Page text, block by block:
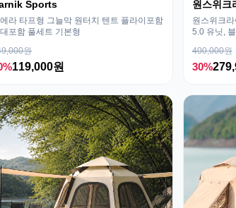
Sports
라 타프형 그늘막 원터치 텐트 플라이포함
포함 풀세트 기본형
원
119,000원
원스위크
원스위크
5.0 유닛,
400,000원
30%